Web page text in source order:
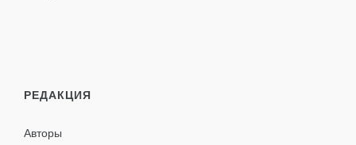
РЕДАКЦИЯ
Авторы